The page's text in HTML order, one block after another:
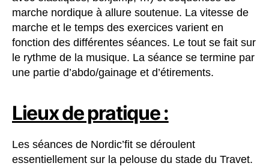
marche nordique à allure soutenue. La vitesse de
marche et le temps des exercices varient en
fonction des différentes séances. Le tout se fait sur
le rythme de la musique. La séance se termine par
une partie d’abdo/gainage et d’étirements.
Lieux de pratique :
Les séances de Nordic’fit se déroulent
essentiellement sur la pelouse du stade du Travet.